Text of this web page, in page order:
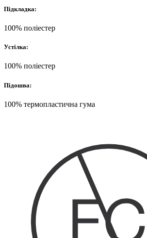
Підкладка:
100% поліестер
Устілка:
100% поліестер
Підошва:
100% термопластична гума